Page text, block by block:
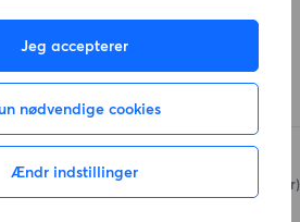
Jeg accepterer
nødvendige cookies
Ændr indstillinger
Butikker
Viborgvej(683 meter)
(849 meter)